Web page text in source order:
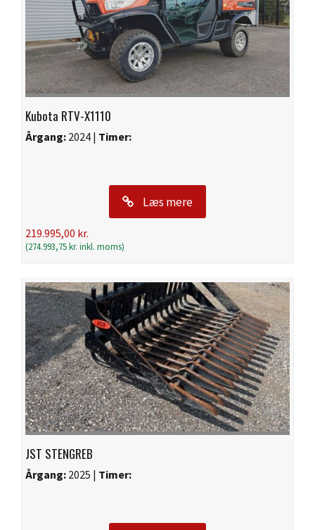
Kubota RTV-X1110
Årgang: 2024 | Timer:
Læs mere
219.995,00 kr.
(274.993,75kr. inkl. moms)
JST STENGREB
Årgang: 2025 | Timer: